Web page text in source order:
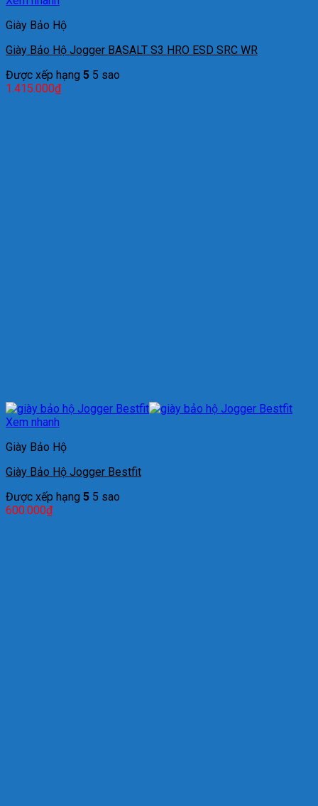
Giày Bảo Hộ
Giày Bảo Hộ Jogger BASALT S3 HRO ESD SRC WR
Được xếp hạng 5 5 sao
1.415.000₫
Xem nhanh
Giày Bảo Hộ
Giày Bảo Hộ Jogger Bestfit
Được xếp hạng 5 5 sao
600.000₫